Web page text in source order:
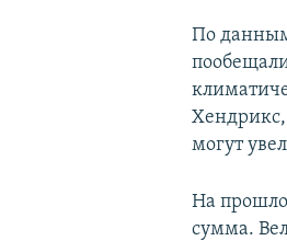
По данным
могут
На
сумма.